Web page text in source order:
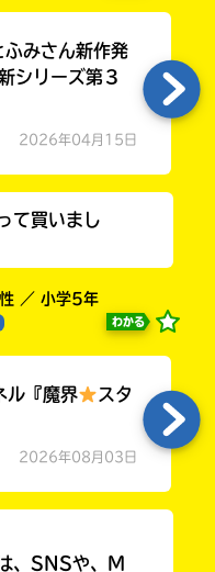
ふみさん新作発
シリーズ第３
2026年04月15日
て買いまし
／ 小学5年
わかる
『魔界
スタ
2026年08月03日
、SNSや、M